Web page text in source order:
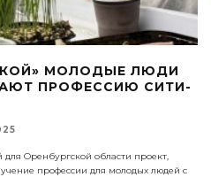
МОЛОДЫЕ ЛЮДИ
ПРОФЕССИЮ СИТИ-
Оренбургской области проект,
профессии для молодых людей с